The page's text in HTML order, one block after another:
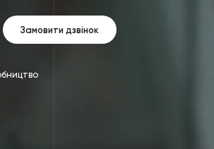
Замовити дзвінок